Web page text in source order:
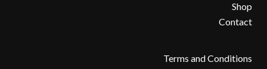
Shop
Contact
Terms and Conditions